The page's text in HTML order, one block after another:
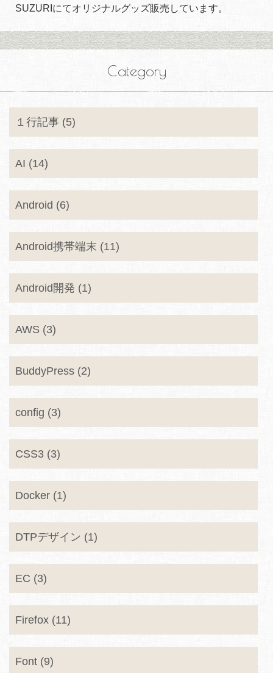
SUZURIにてオリジナルグッズ販売しています。
Category
１行記事 (5)
AI (14)
Android (6)
Android携帯端末 (11)
Android開発 (1)
AWS (3)
BuddyPress (2)
config (3)
CSS3 (3)
Docker (1)
DTPデザイン (1)
EC (3)
Firefox (11)
Font (9)